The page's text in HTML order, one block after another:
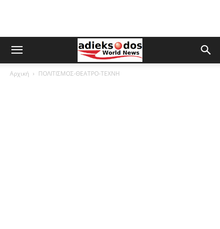
Αρχική ΠΟΛΙΤΙΣΜΟΣ-ΘΕΑΤΡΟ-ΤΕΧΝΗ